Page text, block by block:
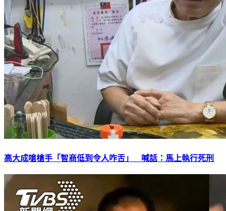
高大成嗆槍手「智商低到令人咋舌」 喊話：馬上執行死刑